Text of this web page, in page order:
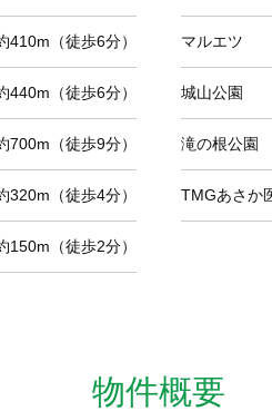
410m（徒歩6分）
440m（徒歩6分）
700m（徒歩9分）
320m（徒歩4分）
150m（徒歩2分）
マルエツ
城山公園
滝の根公園
TMGあさか
物件概要